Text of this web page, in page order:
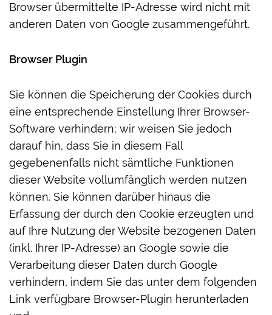
Browser übermittelte IP-Adresse wird nicht mit
anderen Daten von Google zusammengeführt.
Browser Plugin
Sie können die Speicherung der Cookies durch
eine entsprechende Einstellung Ihrer Browser-
Software verhindern; wir weisen Sie jedoch
darauf hin, dass Sie in diesem Fall
gegebenenfalls nicht sämtliche Funktionen
dieser Website vollumfänglich werden nutzen
können. Sie können darüber hinaus die
Erfassung der durch den Cookie erzeugten und
auf Ihre Nutzung der Website bezogenen Daten
(inkl. Ihrer IP-Adresse) an Google sowie die
Verarbeitung dieser Daten durch Google
verhindern, indem Sie das unter dem folgenden
Link verfügbare Browser-Plugin herunterladen